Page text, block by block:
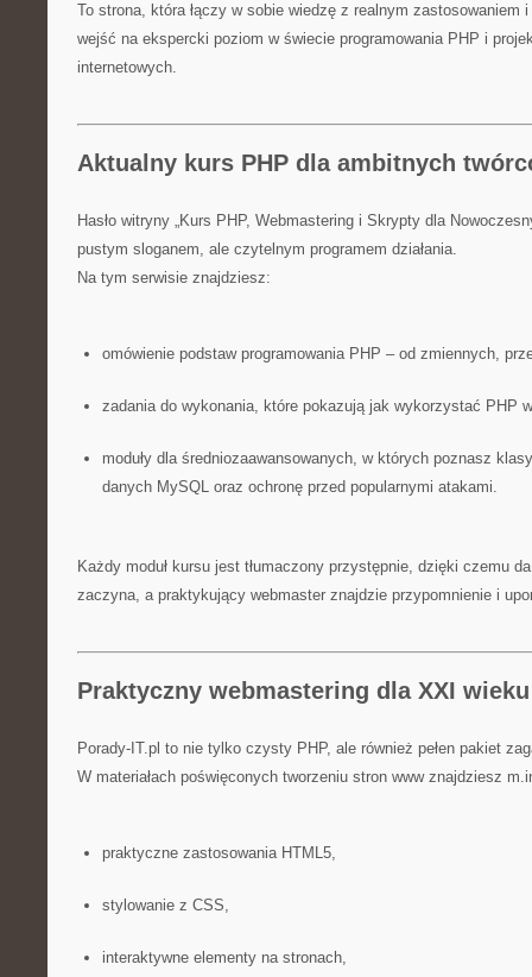
To strona, która łączy w sobie wiedzę z realnym zastosowaniem
wejść na ekspercki poziom w świecie programowania PHP i
internetowych.
Aktualny kurs PHP dla ambitnych
Hasło witryny „Kurs PHP, Webmastering i Skrypty dla
pustym sloganem, ale czytelnym programem działania.
Na tym serwisie znajdziesz:
omówienie podstaw programowania PHP – od zmiennych,
zadania do wykonania, które pokazują jak wykorzystać PHP
moduły dla średniozaawansowanych, w których poznasz
danych MySQL oraz ochronę przed popularnymi atakami.
Każdy moduł kursu jest tłumaczony przystępnie, dzięki czemu
zaczyna, a praktykujący webmaster znajdzie przypomnienie i
Praktyczny webmastering dla XXI wieku
Porady-IT.pl to nie tylko czysty PHP, ale również pełen pakiet
W materiałach poświęconych tworzeniu stron www znajdziesz
praktyczne zastosowania HTML5,
stylowanie z CSS,
interaktywne elementy na stronach,